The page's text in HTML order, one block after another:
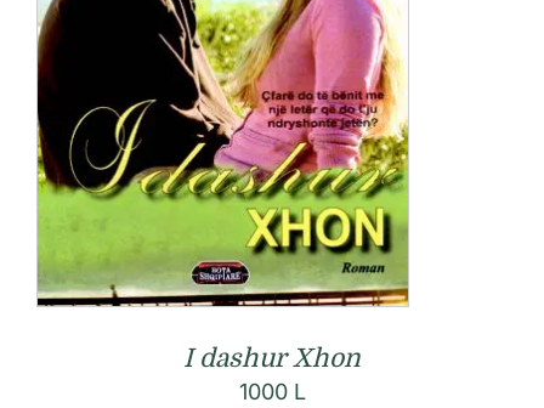
I dashur Xhon
1000 L